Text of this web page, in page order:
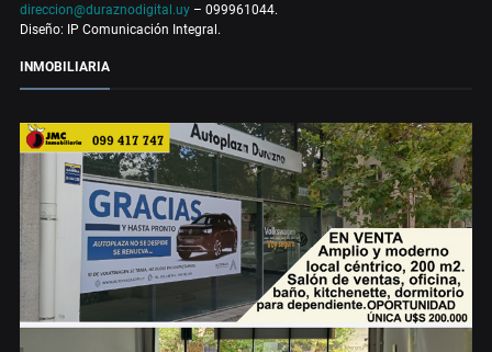
direccion@duraznodigital.uy – 099961044.
Diseño: IP Comunicación Integral.
INMOBILIARIA